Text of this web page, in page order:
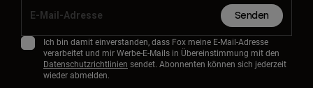
Alles in Accessoires
Taschen & Rucksäcke
Senden
Ich bin damit einverstanden, dass Fox meine E-Mail-Adresse
verarbeitet und mir Werbe-E-Mails in Übereinstimmung mit den
Datenschutzrichtlinien sendet. Abonnenten können sich jederzeit
wieder abmelden.